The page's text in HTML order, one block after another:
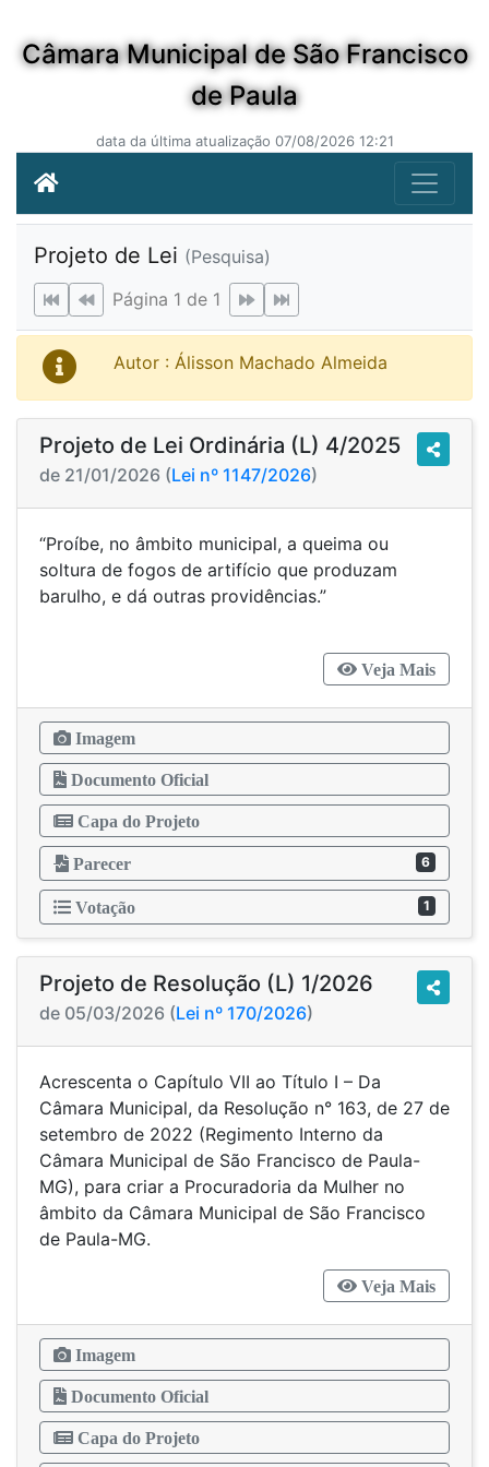
Câmara Municipal de São Francisco
de Paula
data da última atualização 07/08/2026 12:21
Projeto de Lei (Pesquisa)
Página 1 de 1
Autor : Álisson Machado Almeida
Projeto de Lei Ordinária (L) 4/2025
de 21/01/2026 (Lei nº 1147/2026)
“Proíbe, no âmbito municipal, a queima ou
soltura de fogos de artifício que produzam
barulho, e dá outras providências.”
Veja Mais
Imagem
Documento Oficial
Capa do Projeto
Parecer 6
Votação 1
Projeto de Resolução (L) 1/2026
de 05/03/2026 (Lei nº 170/2026)
Acrescenta o Capítulo VII ao Título I – Da
Câmara Municipal, da Resolução n° 163, de 27 de
setembro de 2022 (Regimento Interno da
Câmara Municipal de São Francisco de Paula-
MG), para criar a Procuradoria da Mulher no
âmbito da Câmara Municipal de São Francisco
de Paula-MG.
Veja Mais
Imagem
Documento Oficial
Capa do Projeto